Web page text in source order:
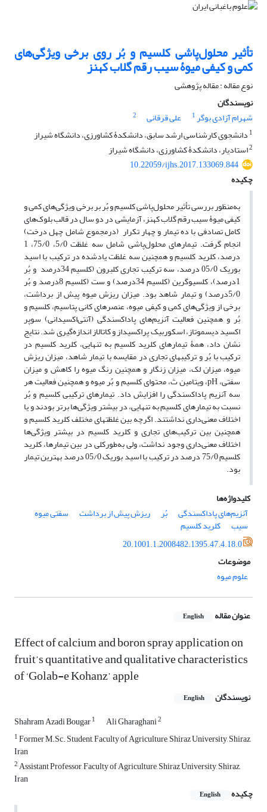
تأثیر محلول‌پاشی کلسیم و بُر روی برخی ویژگی‌های
کمی و کیفی میوۀ سیب رقم گلاب کهنز
نوع مقاله : مقاله پژوهشی
نویسندگان
شهرام آزادی بوگر1 علی قرقانی
2
1 دانشجوی کارشناسی ارشد سابق، دانشکدۀ کشاورزی، دانشگاه شیراز
2استادیار، دانشکدۀ کشاورزی، دانشگاه شیراز
10.22059/ijhs.2017.133069.844
چکیده
به‌منظور بررسی تأثیر محلول‌پاشی کلسیم و بُر بر برخی ویژگی‌های کمی و
کیفی میوۀ سیب رقم گلاب کهنز، آزمایشی در دو سال در قالب بلوک‌های
کامل تصادفی با ده تیمار و چهار تکرار (درمجموع شامل چهل درخت)
انجام گرفت. تیمارهای محلول‌پاشی شامل سه غلظت 5/0، 75/0، 1
درصد، کلرید کلسیم و همچنین سه غلظت یادشده در ترکیب با اسید
بوریک 05/0 درصد، سه ترکیب تجاری کلبرون (کلسیم 34درصد و بُر
1درصد)، کلسیوگرین (کلسیم 34درصد) و ست (کلسیم 8درصد و بُر
5/0درصد) و تیمار شاهد بود. میزان ریزش میوه پیش از برداشت،
برخی از ویژگی‌های کمی و کیفی میوه، عنصرهای کانی پتاسیم، کلسیم و
بُر و همچنین فعالیت آنزیم‌های پاداکسندگی (آنتی‌اکسیدانی) سوپر
اکسید دیسموتاز، اسکوربیک پراکسیداز و کاتالاز اندازه‌گیری شد. نتایج
نشان داد، همۀ تیمارهای کلرید کلسیم به تنهایی، کلرید کلسیم در
ترکیب با بُر و ترکیب­های تجاری در مقایسه با تیمار شاهد، میزان ریزش
میوه، میزان لک، میزان زنگار و همچنین رنگ میوه را کاهش و میزان
سفتی، pH، ویتامین ث، محتوای کلسیم و بُر میوه و همچنین فعالیت هر
سه آنزیم پاداکسندگی را افزایش داد. تیمارهای ترکیبی کلسیم و بُر
نسبت به تیمارهای کلسیم به تنهایی، در بیشتر ویژگی‌ها برتر بودند و یا
اختلاف معنی‌داری نداشتند. اگرچه بین غلظت­های مختلف کلرید کلسیم و
همچنین بین ترکیب‌های تجاری و کلرید کلسیم در بیشتر ویژگی‌ها
اختلاف معنی‌داری وجود نداشت، ولی به‌طورکلی در بین تیمارها، کلرید
کلسیم 75/0 درصد در ترکیب با اسید بوریک 05/0 درصد بهترین تیمار
بود.
کلیدواژه‌ها
آنزیم‌های پاداکسندگی
بُر ریزش پیش از برداشت سفتی میوه
سیب
کلرید کلسیم
20.1001.1.2008482.1395.47.4.18.0
موضوعات
علوم میوه
عنوان مقاله English
Effect of calcium and boron spray application on
fruit’s quantitative and qualitative characteristics
of ‘Golab-e Kohanz’ apple
نویسندگان English
Shahram Azadi Bougar1 Ali Gharaghani2
1Former M.Sc. Student, Faculty of Agriculture, Shiraz University, Shiraz,
Iran
2Assistant Professor, Faculty of Agriculture, Shiraz University, Shiraz,
Iran
چکیده
English